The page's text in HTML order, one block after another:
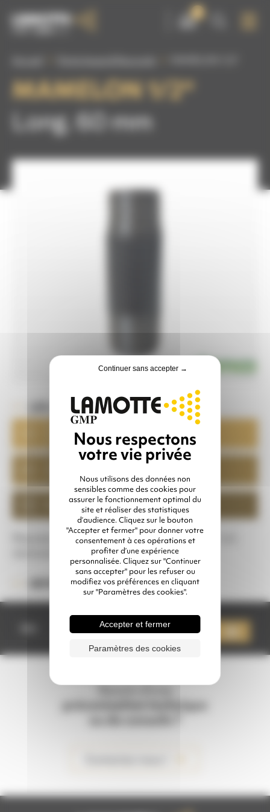
MAMELON 1/2″
Long. 60 mm
LES + PRODUIT
sur stock
CLEMCO
Étanche
Mamelon MM en 1/2″ pour doseur MP 1/2″ (x3
RÉFÉRENCE : 90308D
quantité
de
MAMELON Ajouter à mon devis
Besoin d'une
préconisation technique
ou de conseils ?
Nous utilisons des données non
sensibles comme des cookies pour
assurer le fonctionnement optimal du
site et réaliser des statistiques
d’audience. Cliquez sur le bouton
"Accepter et fermer" pour donner votre
consentement à ces opérations et
profiter d’une expérience
personnalisée. Cliquez sur "Continuer
sans accepter" pour les refuser ou
modifiez vos préférences en cliquant
sur "Paramètres des cookies".
Accepter et fermer
Continuer sans accepter →
Paramètres des cookies